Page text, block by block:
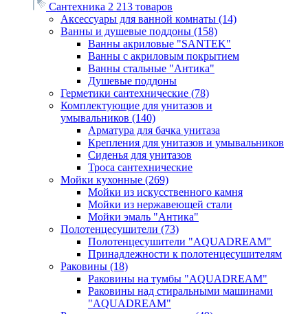
Сантехника 2 213 товаров
Аксессуары для ванной комнаты (14)
Ванны и душевые поддоны (158)
Ванны акриловые "SANTEK"
Ванны с акриловым покрытием
Ванны стальные "Антика"
Душевые поддоны
Герметики сантехнические (78)
Комплектующие для унитазов и
умывальников (140)
Арматура для бачка унитаза
Крепления для унитазов и умывальников
Сиденья для унитазов
Троса сантехнические
Мойки кухонные (269)
Мойки из искусственного камня
Мойки из нержавеющей стали
Мойки эмаль "Антика"
Полотенцесушители (73)
Полотенцесушители "AQUADREAM"
Принадлежности к полотенцесушителям
Раковины (18)
Раковины на тумбы "AQUADREAM"
Раковины над стиральными машинами
"AQUADREAM"